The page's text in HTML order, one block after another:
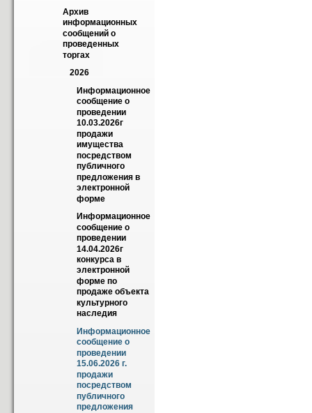
Архив
информационных
сообщений о
проведенных
торгах
2026
Информационное
сообщение о
проведении
10.03.2026г
продажи
имущества
посредством
публичного
предложения в
электронной
форме
Информационное
сообщение о
проведении
14.04.2026г
конкурса в
электронной
форме по
продаже объекта
культурного
наследия
Информационное
сообщение о
проведении
15.06.2026 г.
продажи
посредством
публичного
предложения